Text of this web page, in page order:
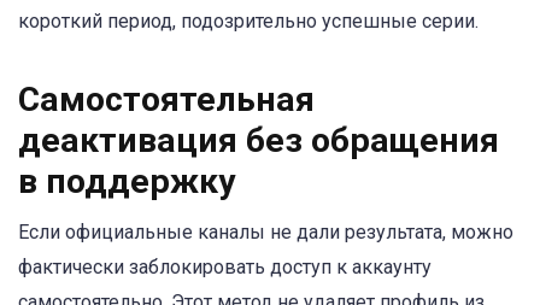
короткий период, подозрительно успешные серии.
Самостоятельная
деактивация без обращения
в поддержку
Если официальные каналы не дали результата, можно
фактически заблокировать доступ к аккаунту